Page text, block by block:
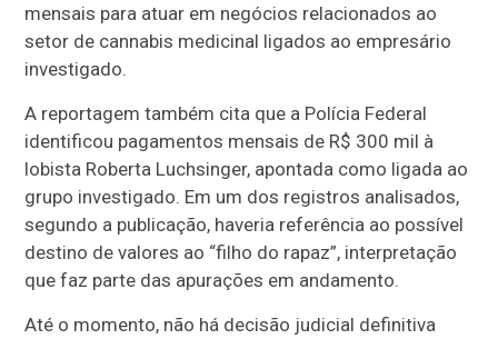
mensais para atuar em negócios relacionados ao
setor de cannabis medicinal ligados ao empresário
investigado.
A reportagem também cita que a Polícia Federal
identificou pagamentos mensais de R$ 300 mil à
lobista Roberta Luchsinger, apontada como ligada ao
grupo investigado. Em um dos registros analisados,
segundo a publicação, haveria referência ao possível
destino de valores ao “filho do rapaz”, interpretação
que faz parte das apurações em andamento.
Até o momento, não há decisão judicial definitiva